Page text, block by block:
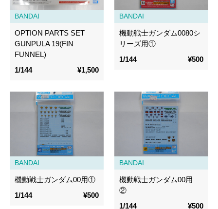
BANDAI
OPTION PARTS SET
GUNPULA 19(FIN
FUNNEL)
1/144
¥1,500
BANDAI
機動戦士ガンダム0080シ
リーズ用①
1/144
¥500
BANDAI
機動戦士ガンダム00用①
1/144
¥500
BANDAI
機動戦士ガンダム00用
②
1/144
¥500